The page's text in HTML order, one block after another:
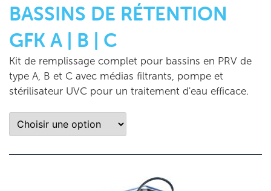
BASSINS DE RÉTENTION
GFK A | B | C
Kit de remplissage complet pour bassins en PRV de
type A, B et C avec médias filtrants, pompe et
stérilisateur UVC pour un traitement d'eau efficace.